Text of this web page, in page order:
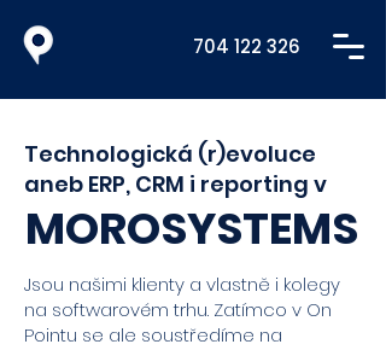
704 122 326
Technologická (r)evoluce
aneb ERP, CRM i reporting v
MOROSYSTEMS
Jsou našimi klienty a vlastně i kolegy
na softwarovém trhu. Zatímco v On
Pointu se ale soustředíme na